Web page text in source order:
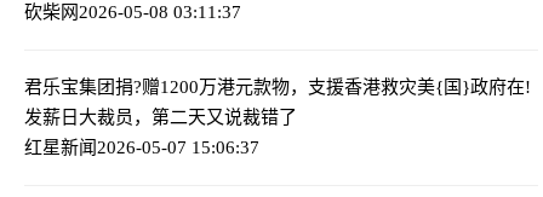
砍柴网2026-05-08 03:11:37
君乐宝集团捐?赠1200万港元款物，支援香港救灾美{国}政府在!
发薪日大裁员，第二天又说裁错了
红星新闻2026-05-07 15:06:37